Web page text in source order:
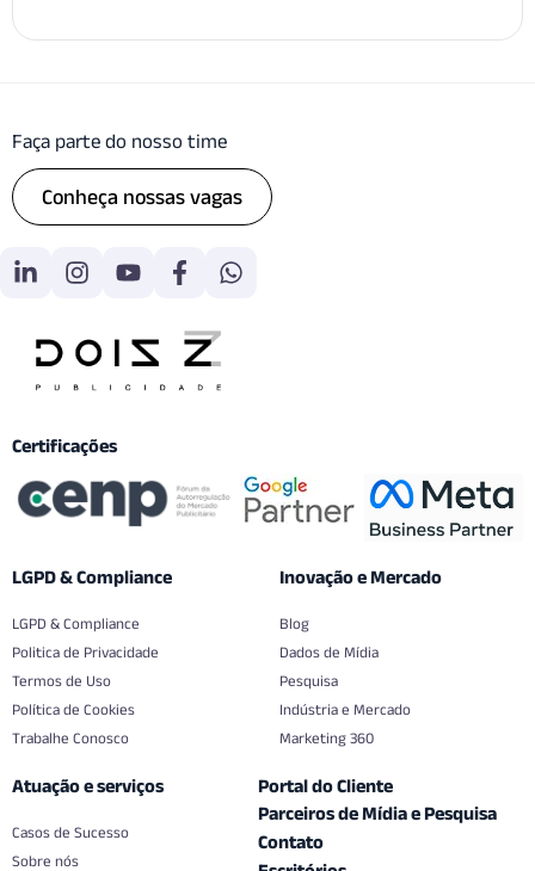
Faça parte do nosso time
Conheça nossas vagas
Certificações
LGPD & Compliance
LGPD & Compliance
Politica de Privacidade
Termos de Uso
Política de Cookies
Trabalhe Conosco
Inovação e Mercado
Blog
Dados de Mídia
Pesquisa
Indústria e Mercado
Marketing 360
Atuação e serviços
Casos de Sucesso
Sobre nós
Portal do Cliente
Parceiros de Mídia e Pesquisa
Contato